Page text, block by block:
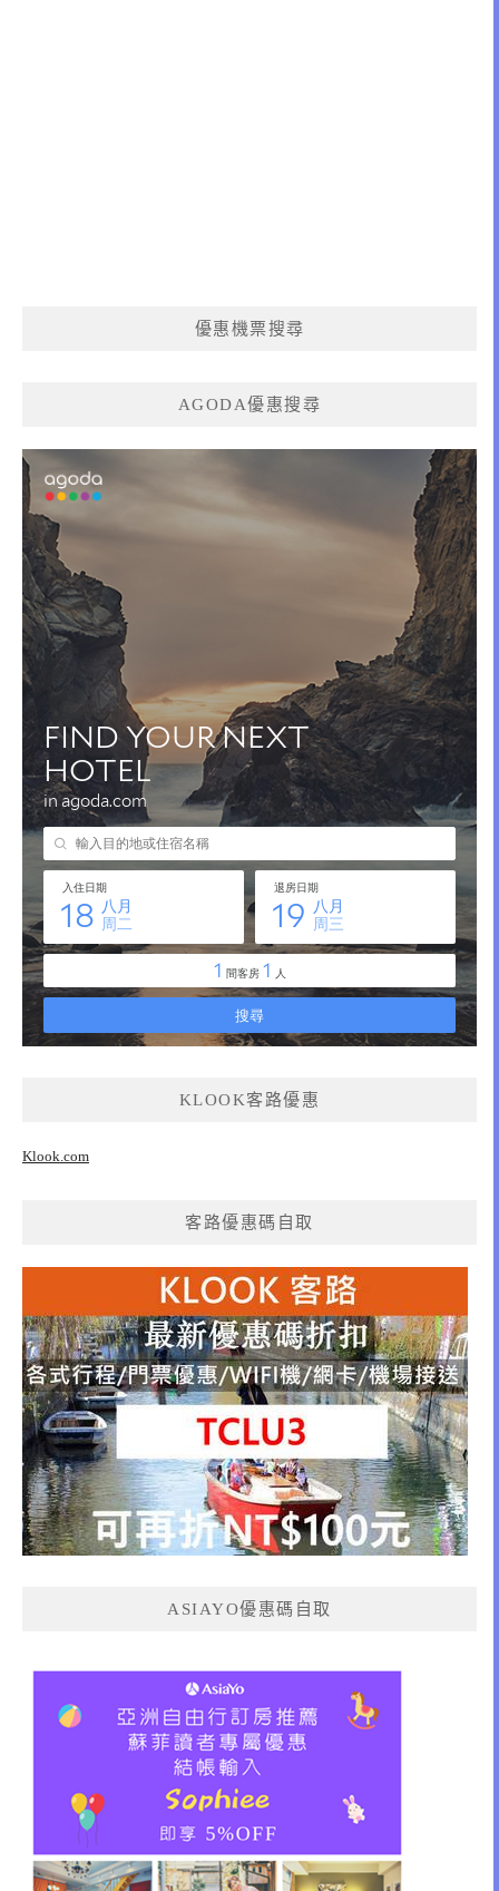
優惠機票搜尋
AGODA優惠搜尋
KLOOK客路優惠
Klook.com
客路優惠碼自取
ASIAYO優惠碼自取